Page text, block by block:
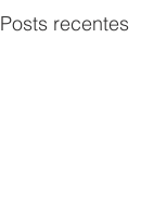
Posts recentes